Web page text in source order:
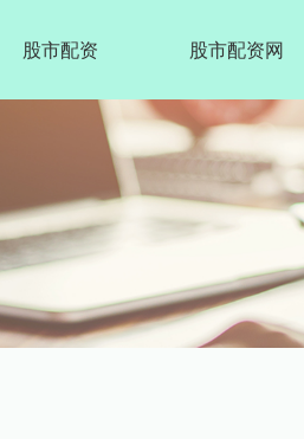
股市配资 股市配资网